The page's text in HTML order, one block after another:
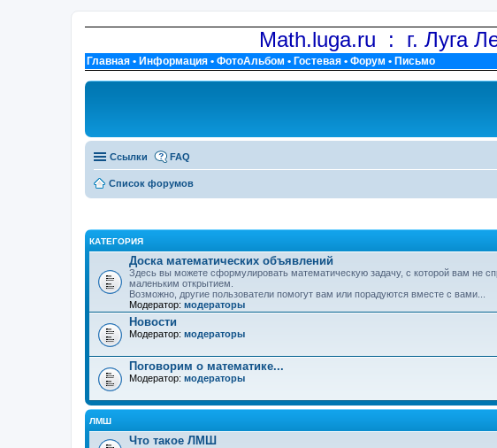
Math.luga.ru : г. Луга
Главная • Информация • ФотоАльбом • Гостевая • Форум • Письмо
Ссылки FAQ
Список форумов
КАТЕГОРИЯ
Доска математических объявлений
Здесь вы можете сформулировать математическую задачу, с которой вам не
маленьким открытием.
Возможно, другие пользователи помогут вам или порадуются вместе с вами...
Модератор: модераторы
Новости
Модератор: модераторы
Поговорим о математике...
Модератор: модераторы
ЛМШ
Что такое ЛМШ